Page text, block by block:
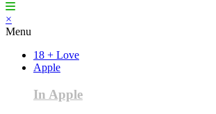
×
Menu
18 + Love
Apple
In Apple